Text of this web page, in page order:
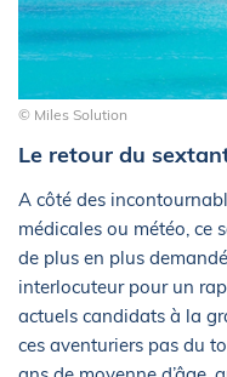
© Miles Solution
Le retour du
A côté des
médicales ou météo, ce
de plus en plus
interlocuteur pour un
actuels candidats à la
ces aventuriers pas du